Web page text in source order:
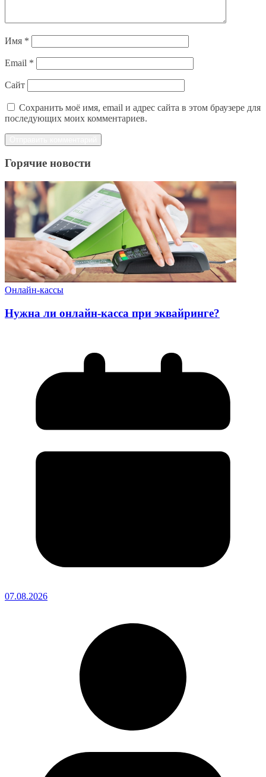
Имя *
Email *
Сайт
Сохранить моё имя, email и адрес сайта в этом браузере для
последующих моих комментариев.
Горячие новости
Онлайн-кассы
Нужна ли онлайн-касса при эквайринге?
07.08.2026